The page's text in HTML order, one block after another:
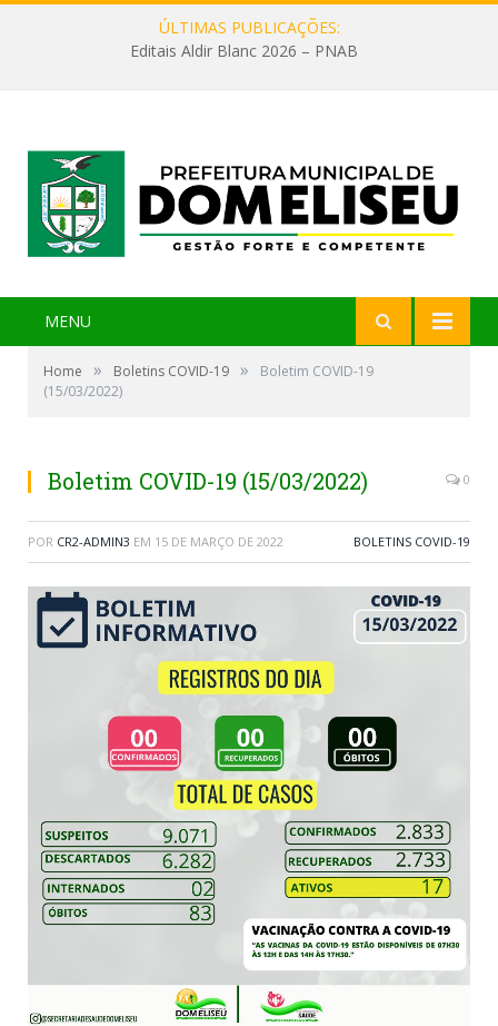
ÚLTIMAS PUBLICAÇÕES:
Editais Aldir Blanc 2026 – PNAB
MENU
Home » Boletins COVID-19 »
Boletim COVID-19
(15/03/2022)
Boletim COVID-19 (15/03/2022) 0
POR CR2-ADMIN3 EM 15 DE MARÇO DE 2022 BOLETINS COVID-19